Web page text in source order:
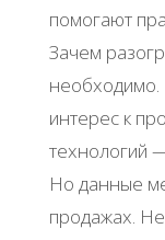
помогают
Зачем
необходимо.
интерес к
технологий
Но данные
продажах.